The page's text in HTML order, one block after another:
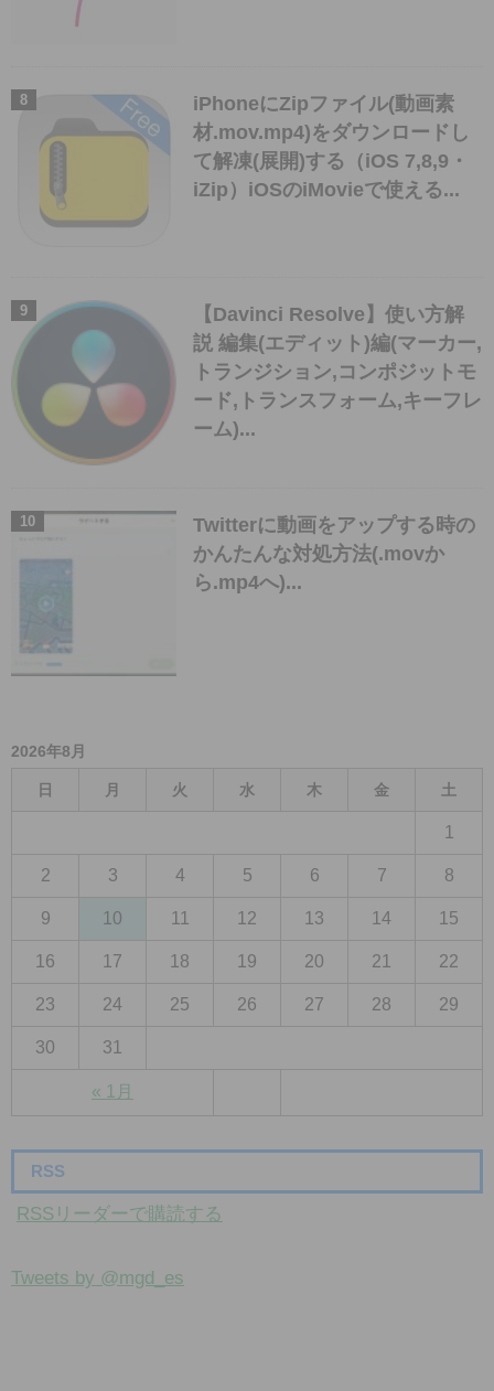
iPhoneにZipファイル(動画素
材.mov.mp4)をダウンロードし
て解凍(展開)する（iOS 7,8,9・
iZip）iOSのiMovieで使える...
【Davinci Resolve】使い方解
説 編集(エディット)編(マーカー,
トランジション,コンポジットモ
ード,トランスフォーム,キーフレ
ーム)...
Twitterに動画をアップする時の
かんたんな対処方法(.movか
ら.mp4へ)...
2026年8月
日 月 火 水 木 金 土
« 1月
1
2 3 4 5 6 7 8
9 10 11 12 13 14 15
16 17 18 19 20 21 22
23 24 25 26 27 28 29
30 31
RSS
RSSリーダーで購読する
Tweets by @mgd_es